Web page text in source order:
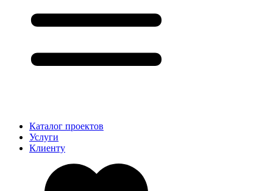
Каталог проектов
Услуги
Клиенту